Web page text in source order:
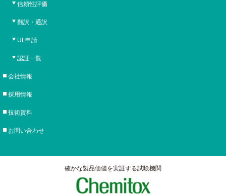
信頼性評価
翻訳・通訳
UL申請
認証一覧
会社情報
採用情報
技術資料
お問い合わせ
確かな製品価値を実証する試験機関